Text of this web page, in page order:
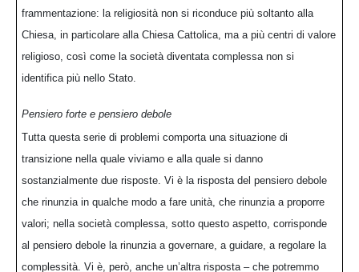
frammentazione: la religiosità non si riconduce più soltanto alla
Chiesa, in particolare alla Chiesa Cattolica, ma a più centri di valore
religioso, così come la società diventata complessa non si
identifica più nello Stato.
Pensiero forte e pensiero debole
Tutta questa serie di problemi comporta una situazione di
transizione nella quale viviamo e alla quale si danno
sostanzialmente due risposte. Vi è la risposta del pensiero debole
che rinunzia in qualche modo a fare unità, che rinunzia a proporre
valori; nella società complessa, sotto questo aspetto, corrisponde
al pensiero debole la rinunzia a governare, a guidare, a regolare la
complessità. Vi è, però, anche un’altra risposta – che potremmo